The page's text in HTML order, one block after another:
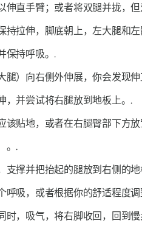
伸直手臂；或者将双腿并拢，
持拉伸，脚底朝上，左大腿和
保持呼吸。.
腿）向右侧外伸展，你会发现
，并尝试将右腿放到地板上。.
该贴地，或者在右腿臀部下方
。.
支撑并把抬起的腿放到右侧的地
呼吸，或者根据你的舒适程度
时，吸气，将右脚收回，回到